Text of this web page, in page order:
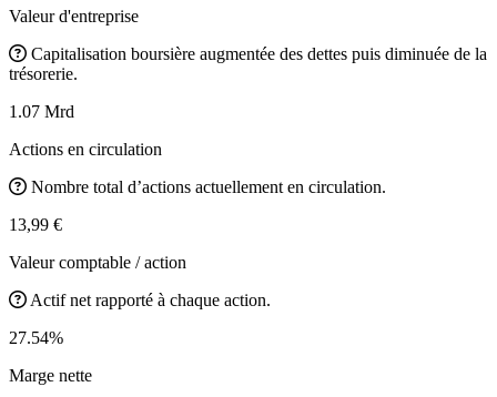
Valeur d'entreprise
Capitalisation boursière augmentée des dettes puis diminuée de la
trésorerie.
1.07 Mrd
Actions en circulation
Nombre total d’actions actuellement en circulation.
13,99 €
Valeur comptable / action
Actif net rapporté à chaque action.
27.54%
Marge nette